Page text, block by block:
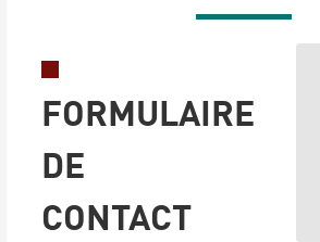
FORMULAIRE
DE
CONTACT